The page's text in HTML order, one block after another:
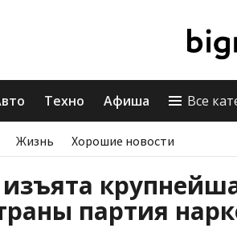
Техно Афиша Все
Жизнь Хорошие новости
партия